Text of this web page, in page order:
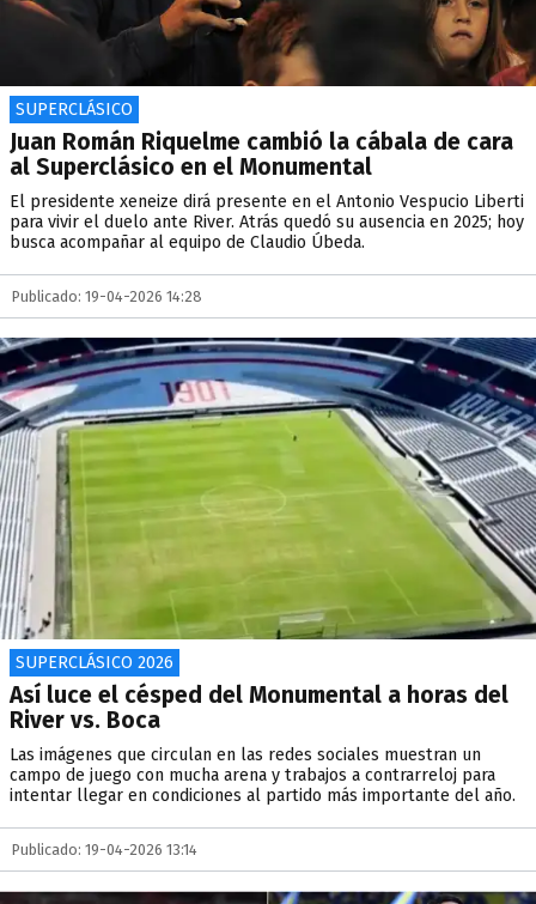
SUPERCLÁSICO
Juan Román Riquelme cambió la cábala de cara
al Superclásico en el Monumental
El presidente xeneize dirá presente en el Antonio Vespucio Liberti
para vivir el duelo ante River. Atrás quedó su ausencia en 2025; hoy
busca acompañar al equipo de Claudio Úbeda.
Publicado: 19-04-2026 14:28
SUPERCLÁSICO 2026
Así luce el césped del Monumental a horas del
River vs. Boca
Las imágenes que circulan en las redes sociales muestran un
campo de juego con mucha arena y trabajos a contrarreloj para
intentar llegar en condiciones al partido más importante del año.
Publicado: 19-04-2026 13:14